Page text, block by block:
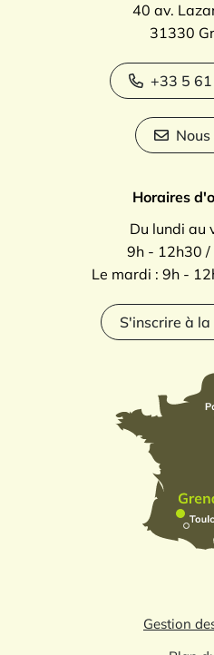
40 av.
31330
+33 5
Horaires
Du lundi au
9h - 12h30
Le mardi : 9h -
S'inscrire à
Gestion